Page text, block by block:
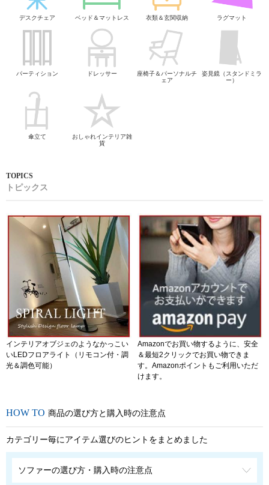
デスクチェア ベッド＆マットレス 衣類＆玄関収納 ラグマット
パーティション ドレッサー
座椅子＆パーソナルチ
ェア
姿見鏡（スタンドミラ
ー）
傘立て
おしゃれインテリア雑
貨
トピックス
インテリアオブジェのようなかっこい
いLEDフロアライト（リモコン付・調
光＆調色可能）
Amazonでお買い物するように、安全
＆最短2クリックでお買い物できま
す。Amazonポイントもご利用いただ
けます。
商品の選び方と購入時の注意点
カテゴリー毎にアイテム選びのヒントをまとめました
ソファーの選び方・購入時の注意点